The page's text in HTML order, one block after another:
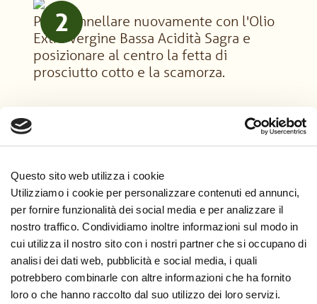
Questo sito web utilizza i cookie
Utilizziamo i cookie per personalizzare contenuti ed annunci,
per fornire funzionalità dei social media e per analizzare il
nostro traffico. Condividiamo inoltre informazioni sul modo in
cui utilizza il nostro sito con i nostri partner che si occupano di
analisi dei dati web, pubblicità e social media, i quali
potrebbero combinarle con altre informazioni che ha fornito
loro o che hanno raccolto dal suo utilizzo dei loro servizi.
2
Poi spennellare nuovamente con l'Olio
Extra Vergine Bassa Acidità Sagra e
posizionare al centro la fetta di
prosciutto cotto e la scamorza.
3
a formare un quadrato. Quindi ripiegare
i due bordi laterali.
4
Poi passare un'ultima leggera
spennellata d'Olio Extra Vergine Bassa
Acidità Sagra e un po' di semi di